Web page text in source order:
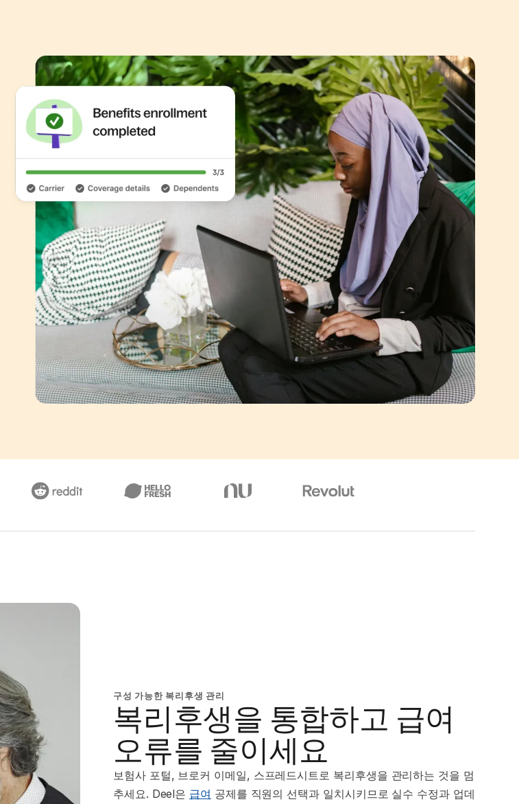
구성 가능한 복리후생 관리
복리후생을 통합하고 급여
오류를 줄이세요
보험사 포털, 브로커 이메일, 스프레드시트로 복리후생을 관리하는 것을 멈
추세요. Deel은 급여 공제를 직원의 선택과 일치시키므로 실수 수정과 업데